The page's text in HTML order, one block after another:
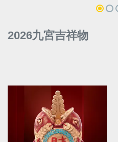
2026九宮吉祥物